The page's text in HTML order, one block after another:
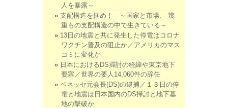
人を暴露～
支配構造を掴め！ ～国家と市場、 幾
重もの支配構造の中で生きている～
13日の地震と共に発生した停電はコロナ
ワクチン普及の阻止か／アメリカのマス
コミに変化か
日本におけるDS掃討の経緯や東京地下
要塞／世界の要人14,060件の辞任
ベネッセ元会長(DS)の逮捕／１３日の停
電と地震は日本国内のDS掃討と地下基
地の撃破か